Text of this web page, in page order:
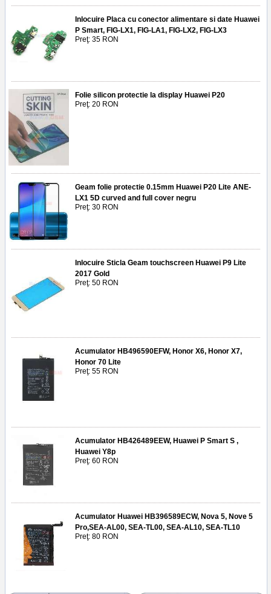
Inlocuire Placa cu conector alimentare si date Huawei
P Smart, FIG-LX1, FIG-LA1, FIG-LX2, FIG-LX3
Preţ: 35 RON
Folie silicon protectie la display Huawei P20
Preţ: 20 RON
Geam folie protectie 0.15mm Huawei P20 Lite ANE-
LX1 5D curved and full cover negru
Preţ: 30 RON
Inlocuire Sticla Geam touchscreen Huawei P9 Lite
2017 Gold
Preţ: 50 RON
Acumulator HB496590EFW, Honor X6, Honor X7,
Honor 70 Lite
Preţ: 55 RON
Acumulator HB426489EEW, Huawei P Smart S ,
Huawei Y8p
Preţ: 60 RON
Acumulator Huawei HB396589ECW, Nova 5, Nove 5
Pro,SEA-AL00, SEA-TL00, SEA-AL10, SEA-TL10
Preţ: 80 RON